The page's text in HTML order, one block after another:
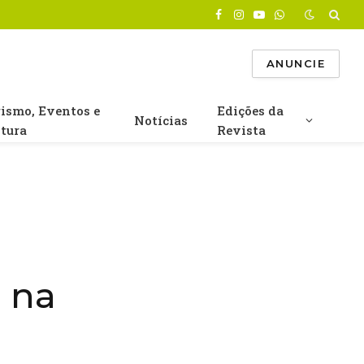
Facebook
Instagram
YouTube
WhatsApp
ANUNCIE
Eventos e
Notícias
Edições da
Revista